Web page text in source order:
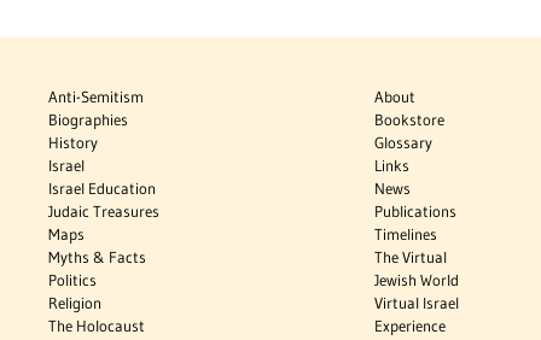
Anti-Semitism
Biographies
History
Israel
Israel Education
Judaic Treasures
Maps
Myths & Facts
Politics
Religion
The Holocaust
About
Bookstore
Glossary
Links
News
Publications
Timelines
The Virtual
Jewish World
Virtual Israel
Experience